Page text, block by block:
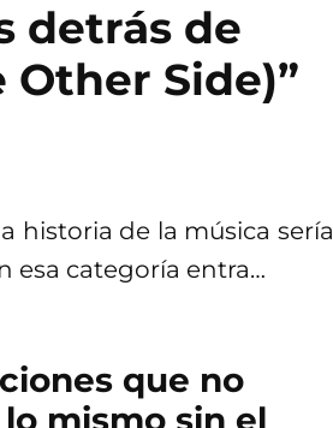
detrás de
Other Side)”
historia de la música sería
esa categoría entra…
que no